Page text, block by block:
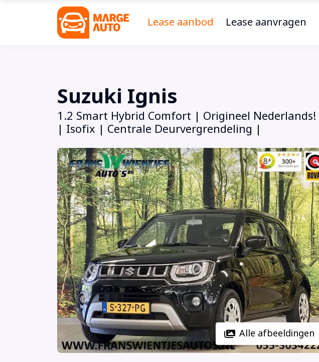
Lease aanbod Lease aanvragen
Suzuki Ignis
1.2 Smart Hybrid Comfort | Origineel
| Isofix | Centrale Deurvergrendeling |
Alle afbeeldingen